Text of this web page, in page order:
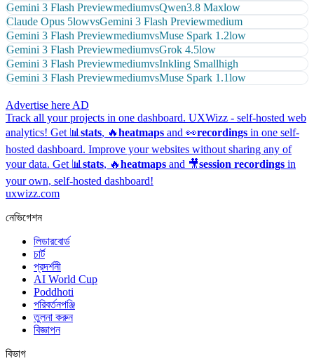
Gemini 3 Flash PreviewmediumvsQwen3.8 Maxlow
Claude Opus 5lowvsGemini 3 Flash Previewmedium
Gemini 3 Flash PreviewmediumvsMuse Spark 1.2low
Gemini 3 Flash PreviewmediumvsGrok 4.5low
Gemini 3 Flash PreviewmediumvsInkling Smallhigh
Gemini 3 Flash PreviewmediumvsMuse Spark 1.1low
Advertise here AD
Track all your projects in one dashboard. UXWizz - self-hosted web
analytics! Get 📊 stats, 🔥heatmaps and 👀recordings in one self-
hosted dashboard. Improve your websites without sharing any of
your data. Get 📊 stats, 🔥heatmaps and 🎥session recordings in
your own, self-hosted dashboard!
uxwizz.com
নেভিগেশন
লিডারবোর্ড
চার্ট
প্রদর্শনী
AI World Cup
Poddhoti
পরিবর্তনপঞ্জি
তুলনা করুন
বিজ্ঞাপন
বিভাগ